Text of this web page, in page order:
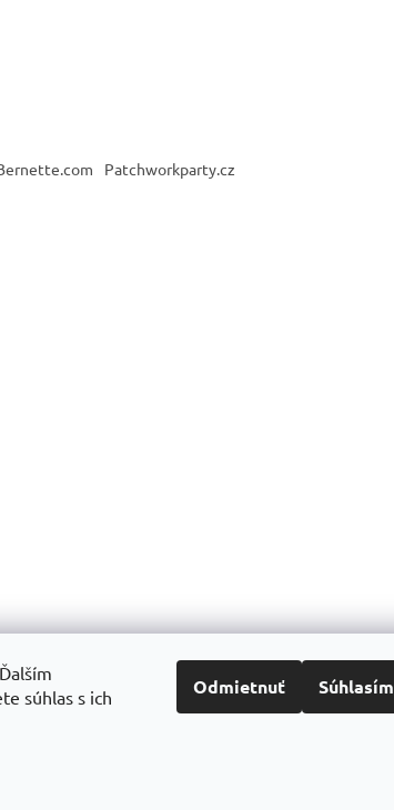
súhlas s ich
Odmietnuť Súhlasím
Patchworkparty.cz